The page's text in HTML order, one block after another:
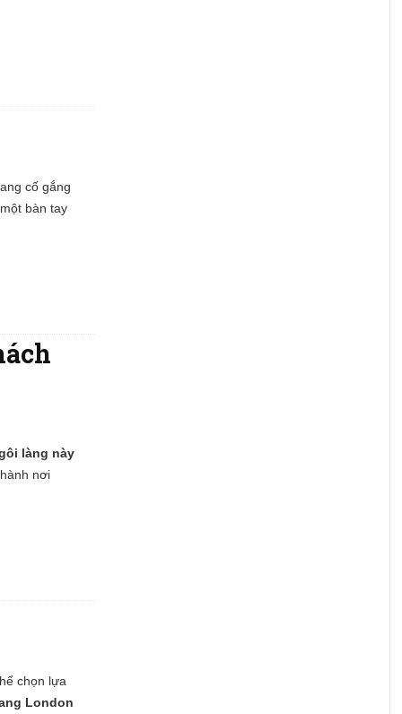
cố gắng
bàn tay
làng này
nơi
chọn lựa
London